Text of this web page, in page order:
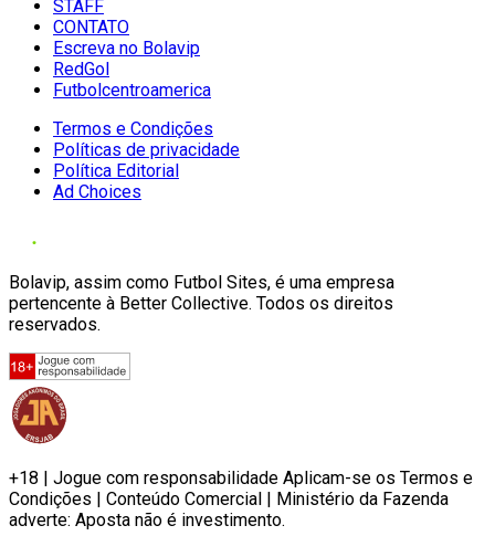
STAFF
CONTATO
Escreva no Bolavip
RedGol
Futbolcentroamerica
Termos e Condições
Políticas de privacidade
Política Editorial
Ad Choices
Bolavip, assim como Futbol Sites, é uma empresa
pertencente à Better Collective. Todos os direitos
reservados.
+18 | Jogue com responsabilidade Aplicam-se os Termos e
Condições | Conteúdo Comercial | Ministério da Fazenda
adverte: Aposta não é investimento.